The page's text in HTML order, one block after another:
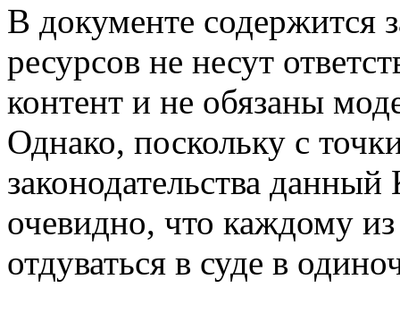
В документе содержится
ресурсов не несут
контент и не обязаны
Однако, поскольку с
законодательства
очевидно, что каждому
отдуваться в суде в